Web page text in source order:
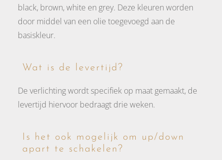
black, brown, white en grey. Deze kleuren worden
door middel van een olie toegevoegd aan de
basiskleur.
Wat is de levertijd?
De verlichting wordt specifiek op maat gemaakt, de
levertijd hiervoor bedraagt drie weken.
Is het ook mogelijk om up/down
apart te schakelen?